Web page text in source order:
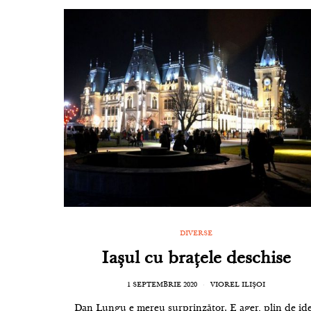
DIVERSE
Iașul cu brațele deschise
1 SEPTEMBRIE 2020 VIOREL ILIȘOI
Dan Lungu e mereu surprinzător. E ager, plin de